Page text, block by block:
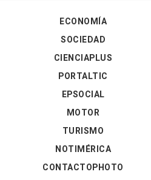
ECONOMÍA
SOCIEDAD
CIENCIAPLUS
PORTALTIC
EPSOCIAL
MOTOR
TURISMO
NOTIMÉRICA
CONTACTOPHOTO